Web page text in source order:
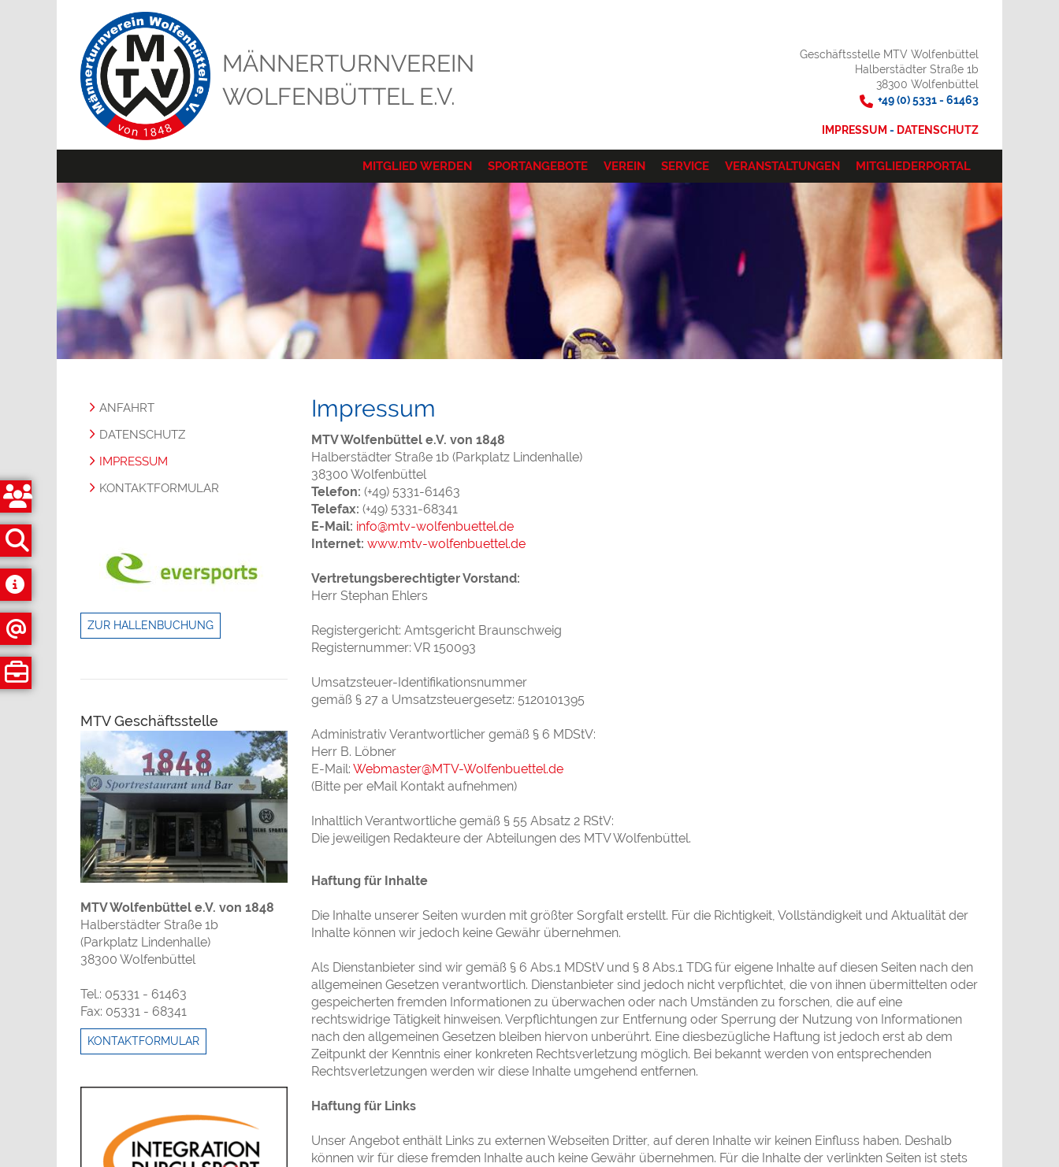
MÄNNERTURNVEREIN
WOLFENBÜTTEL E.V.
Geschäftsstelle MTV Wolfenbüttel
Halberstädter Straße 1b
38300 Wolfenbüttel
+49 (0) 5331 - 61463
IMPRESSUM - DATENSCHUTZ
MITGLIED WERDEN SPORTANGEBOTE VEREIN SERVICE VERANSTALTUNGEN MITGLIEDERPORTAL
ANFAHRT
DATENSCHUTZ
IMPRESSUM
KONTAKTFORMULAR
ZUR HALLENBUCHUNG
MTV Geschäftsstelle
MTV Wolfenbüttel e.V. von 1848
Halberstädter Straße 1b
(Parkplatz Lindenhalle)
38300 Wolfenbüttel
Tel.: 05331 - 61463
Fax: 05331 - 68341
KONTAKTFORMULAR
Impressum
MTV Wolfenbüttel e.V. von 1848
Halberstädter Straße 1b (Parkplatz Lindenhalle)
38300 Wolfenbüttel
Telefon: (+49) 5331-61463
Telefax: (+49) 5331-68341
E-Mail: info@mtv-wolfenbuettel.de
Internet: www.mtv-wolfenbuettel.de
Vertretungsberechtigter Vorstand:
Herr Stephan Ehlers
Registergericht: Amtsgericht Braunschweig
Registernummer: VR 150093
Umsatzsteuer-Identifikationsnummer
gemäß § 27 a Umsatzsteuergesetz: 5120101395
Administrativ Verantwortlicher gemäß § 6 MDStV:
Herr B. Löbner
E-Mail: Webmaster@MTV-Wolfenbuettel.de
(Bitte per eMail Kontakt aufnehmen)
Inhaltlich Verantwortliche gemäß § 55 Absatz 2 RStV:
Die jeweiligen Redakteure der Abteilungen des MTV Wolfenbüttel.
Haftung für Inhalte
Die Inhalte unserer Seiten wurden mit größter Sorgfalt erstellt. Für die Richtigkeit, Vollständigkeit und Aktualität der
Inhalte können wir jedoch keine Gewähr übernehmen.
Als Dienstanbieter sind wir gemäß § 6 Abs.1 MDStV und § 8 Abs.1 TDG für eigene Inhalte auf diesen Seiten nach den
allgemeinen Gesetzen verantwortlich. Dienstanbieter sind jedoch nicht verpflichtet, die von ihnen übermittelten oder
gespeicherten fremden Informationen zu überwachen oder nach Umständen zu forschen, die auf eine
rechtswidrige Tätigkeit hinweisen. Verpflichtungen zur Entfernung oder Sperrung der Nutzung von Informationen
nach den allgemeinen Gesetzen bleiben hiervon unberührt. Eine diesbezügliche Haftung ist jedoch erst ab dem
Zeitpunkt der Kenntnis einer konkreten Rechtsverletzung möglich. Bei bekannt werden von entsprechenden
Rechtsverletzungen werden wir diese Inhalte umgehend entfernen.
Haftung für Links
Unser Angebot enthält Links zu externen Webseiten Dritter, auf deren Inhalte wir keinen Einfluss haben. Deshalb
können wir für diese fremden Inhalte auch keine Gewähr übernehmen. Für die Inhalte der verlinkten Seiten ist stets